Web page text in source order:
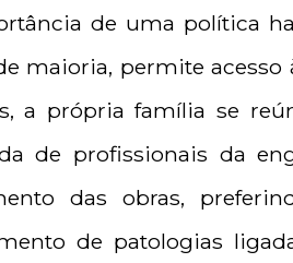
de uma política
maioria, permite
a própria família se
de profissionais da
das obras,
de patologias